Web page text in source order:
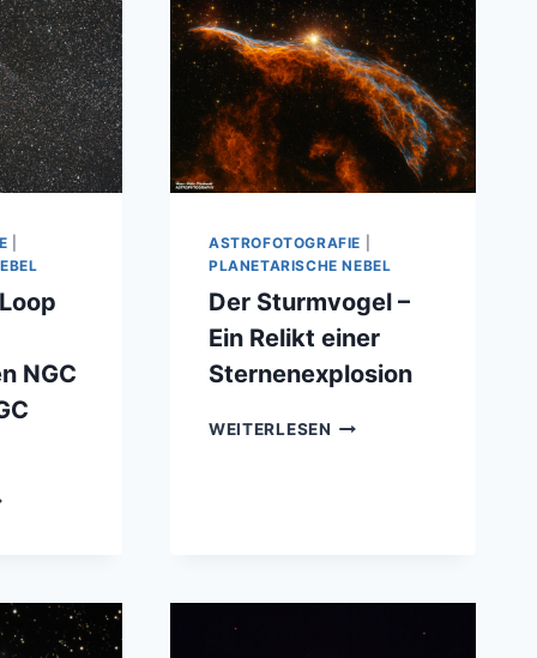
NGC
ASTROFOTOGRAFIE
PLANETARISCHE NEBEL
Der Sturmvogel –
Ein Relikt einer
Sternenexplosion
WEITERLESEN DER